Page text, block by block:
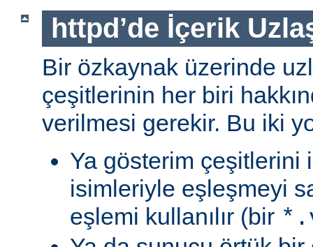
httpd’de İçerik
Bir özkaynak üzerinde
çeşitlerinin her biri
verilmesi gerekir. Bu iki
Ya gösterim çeşitlerini
isimleriyle eşleşmeyi
eşlemi kullanılır (bir